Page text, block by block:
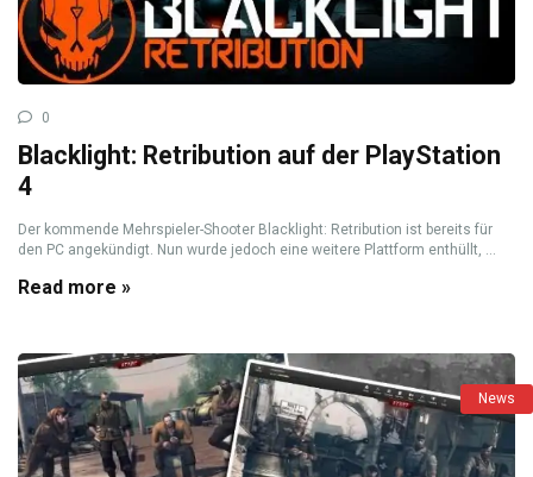
0
Blacklight: Retribution auf der PlayStation
4
Der kommende Mehrspieler-Shooter Blacklight: Retribution ist bereits für
den PC angekündigt. Nun wurde jedoch eine weitere Plattform enthüllt, ...
Read more »
News